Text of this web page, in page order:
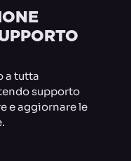
a tutta
supporto
e aggiornare le